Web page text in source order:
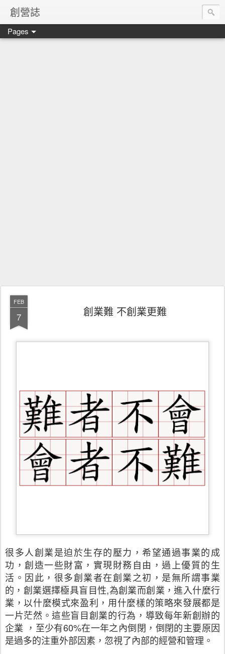
創營誌
Pages
FEB
7 創業難 不創業更難
很多人創業是迫於生存的壓力，希望通過事業的成
功，創造一些財富，實現財務自由，過上優質的生
活。因此，很多創業者在創業之初，是無所謂事業
的，創業選擇極具盲目性,為創業而創業，進入什麼行
業，以什麼模式來盈利，用什麼樣的策略來發展都是
一片茫然。這些盲目創業的行為，導致每年新創辦的
企業 ，至少有60%在一年之內倒閉，倒閉的主要原因
是過多的注重外部因素，忽視了內部的經營和管理。